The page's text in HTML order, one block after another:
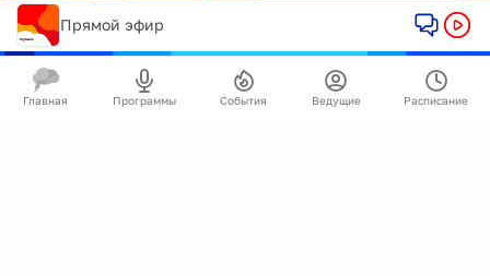
Прямой эфир
Главная Программы События Ведущие Расписание